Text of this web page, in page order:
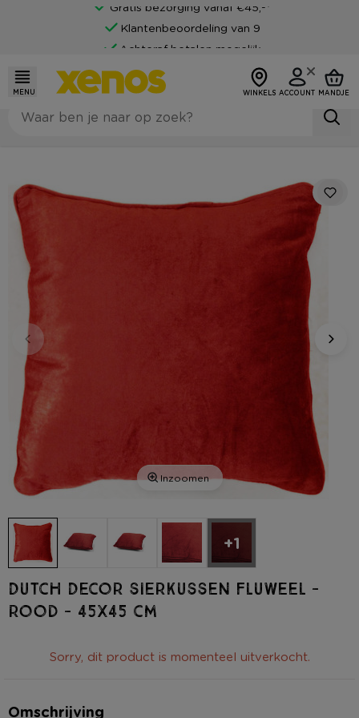
Gratis bezorging vanaf €45,-*
Klantenbeoordeling van 9
Achteraf betalen mogelijk
MENU WINKELS ACCOUNT MANDJE
Inzoomen
+1
Dutch Decor sierkussen fluweel -
rood - 45x45 cm
Sorry, dit product is momenteel uitverkocht.
Omschrijving